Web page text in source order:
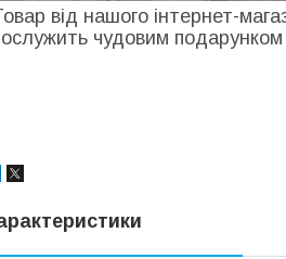
від нашого інтернет-
чудовим